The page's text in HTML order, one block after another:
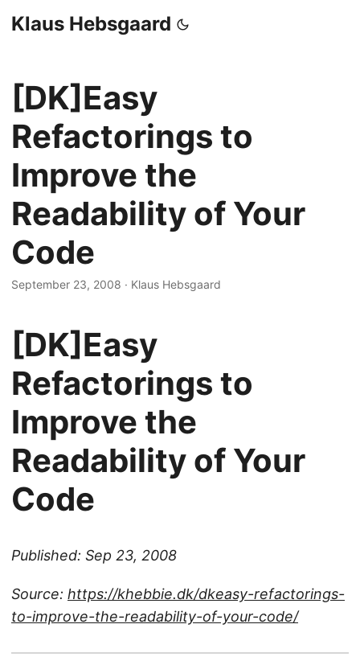
Klaus Hebsgaard
[DK]Easy
Refactorings to
Improve the
Readability of Your
Code
September 23, 2008 · Klaus Hebsgaard
[DK]Easy
Refactorings to
Improve the
Readability of Your
Code
Published: Sep 23, 2008
Source: https://khebbie.dk/dkeasy-refactorings-
to-improve-the-readability-of-your-code/